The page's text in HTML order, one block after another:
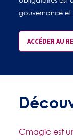
gouvernance et
ACCÉDER AU
Cmagic est